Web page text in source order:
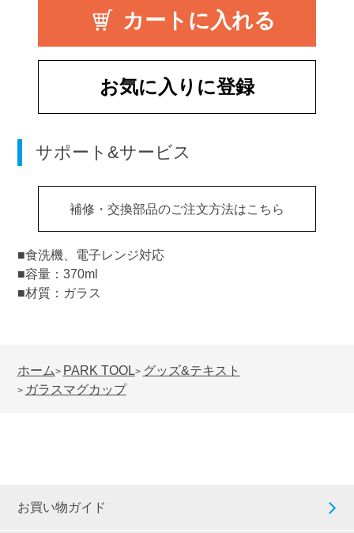
お気に入りに登録
サポート&サービス
補修・交換部品のご注文方法はこちら
■食洗機、電子レンジ対応
■容量：370ml
■材質：ガラス
ホーム> PARK TOOL> グッズ&テキスト
> ガラスマグカップ
お買い物ガイド